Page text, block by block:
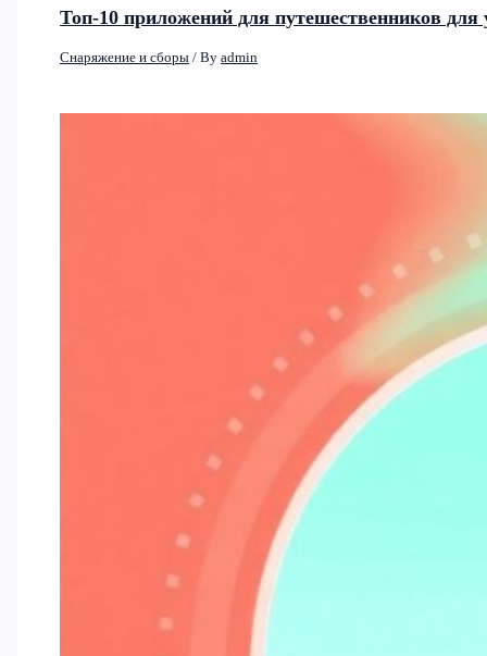
Топ-10 приложений для путешественников
Снаряжение и сборы / Byadmin